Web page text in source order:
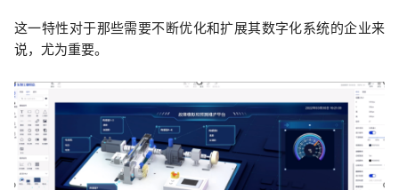
这一特性对于那些需要不断优化和扩展其数字化系统的企业来
说，尤为重要。